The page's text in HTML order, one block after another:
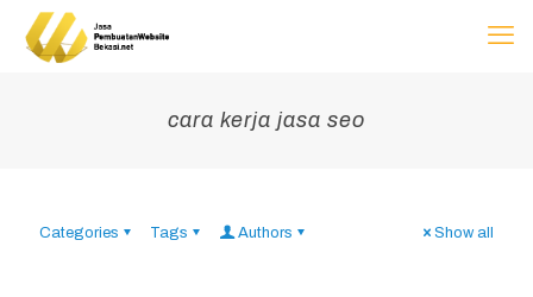
cara kerja jasa seo
Categories Tags Authors Show all